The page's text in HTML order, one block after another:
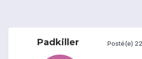
Padkiller Posté(e)